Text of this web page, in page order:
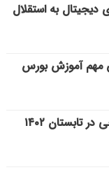
دیجیتال به استقلال
مهم آموزش بورس
تابستان ۱۴۰۲